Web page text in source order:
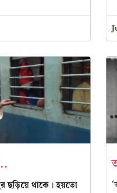
ছড়িয়ে থাকে। হয়তো